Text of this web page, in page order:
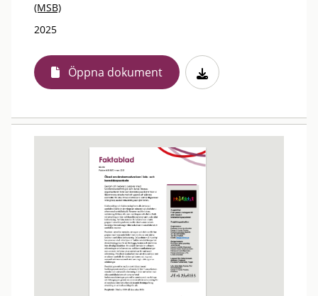
(MSB)
2025
Öppna dokument